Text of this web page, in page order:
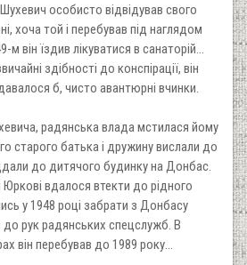
особисто відвідував свого
хоча той і перебував під наглядом
він їздив лікуватися в санаторій...
здібності до конспірації, він
б, чисто авантюрні вчинки.
радянська влада мстилася йому
старого батька і дружину вислали до
до дитячого будинку на Донбас.
вдалося втекти до рідного
у 1948 році забрати з Донбасу
рук радянських спецслужб. В
він перебував до 1989 року...